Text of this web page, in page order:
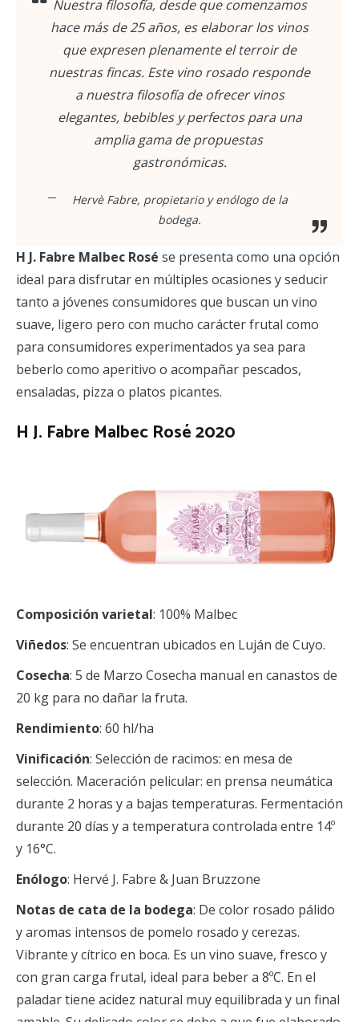
Nuestra filosofía, desde que comenzamos
hace más de 25 años, es elaborar los vinos
que expresen plenamente el terroir de
nuestras fincas. Este vino rosado responde
a nuestra filosofía de ofrecer vinos
elegantes, bebibles y perfectos para una
amplia gama de propuestas
gastronómicas.
Hervè Fabre, propietario y enólogo de la
bodega.
H J. Fabre Malbec Rosé se presenta como una opción
ideal para disfrutar en múltiples ocasiones y seducir
tanto a jóvenes consumidores que buscan un vino
suave, ligero pero con mucho carácter frutal como
para consumidores experimentados ya sea para
beberlo como aperitivo o acompañar pescados,
ensaladas, pizza o platos picantes.
H J. Fabre Malbec Rosé2020
Composición varietal: 100% Malbec
Viñedos: Se encuentran ubicados en Luján de Cuyo.
Cosecha: 5 de Marzo Cosecha manual en canastos de
20 kg para no dañar la fruta.
Rendimiento: 60 hl/ha
Vinificación: Selección de racimos: en mesa de
selección. Maceración pelicular: en prensa neumática
durante 2 horas y a bajas temperaturas. Fermentación
durante 20 días y a temperatura controlada entre 14º
y 16°C.
Enólogo: Hervé J. Fabre & Juan Bruzzone
Notas de cata de la bodega: De color rosado pálido
y aromas intensos de pomelo rosado y cerezas.
Vibrante y cítrico en boca. Es un vino suave, fresco y
con gran carga frutal, ideal para beber a 8ºC. En el
paladar tiene acidez natural muy equilibrada y un final